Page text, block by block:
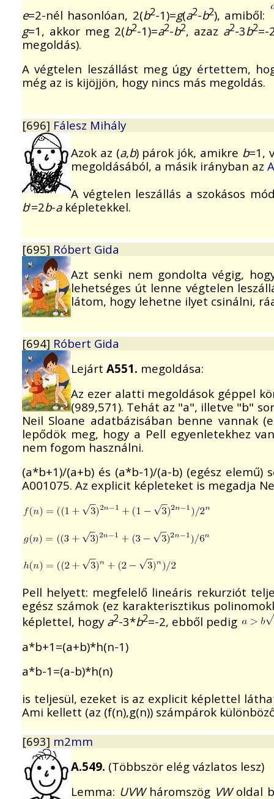
e=2-nél hasonlóan, 2(b2-1)=g(a2-b2), amiből:
g=1, akkor meg 2(b2-1)=a2-b2, azaz a2-3b2=-
megoldás).
A végtelen leszállást meg úgy értettem,
még az is kijöjjön, hogy nincs más megoldás.
[696] Fálesz Mihály
Azok az (a,b) párok jók, amikre b=1,
megoldásából, a másik irányban az
A végtelen leszállás a szokásos
b'=2b-a képletekkel.
[695] Róbert Gida
Azt senki nem gondolta végig,
lehetséges út lenne végtelen
látom, hogy lehetne ilyet csinálni,
[694] Róbert Gida
Lejárt A551. megoldása:
Az ezer alatti megoldások géppel
(989,571). Tehát az "a", illetve "b"
Neil Sloane adatbázisában benne vannak
lepődök meg, hogy a Pell egyenletekhez
nem fogom használni.
(a*b+1)/(a+b) és (a*b-1)/(a-b) (egész
A001075. Az explicit képleteket is megadja
Pell helyett: megfelelő lineáris rekurziót
egész számok (ez karakterisztikus
képlettel, hogy a2-3*b2=-2, ebből pedig
a*b+1=(a+b)*h(n-1)
a*b-1=(a-b)*h(n)
is teljesül, ezeket is az explicit képlettel
Ami kellett (az (f(n),g(n)) számpárok
[693] m2mm
A.549. (Többször elég vázlatos lesz)
Lemma: UVWháromszög VWoldal